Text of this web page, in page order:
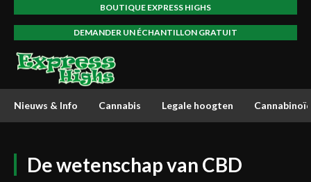
BOUTIQUE EXPRESS HIGHS
DEMANDER UN ÉCHANTILLON GRATUIT
Nieuws & Info Cannabis Legale hoogten
De wetenschap van CBD